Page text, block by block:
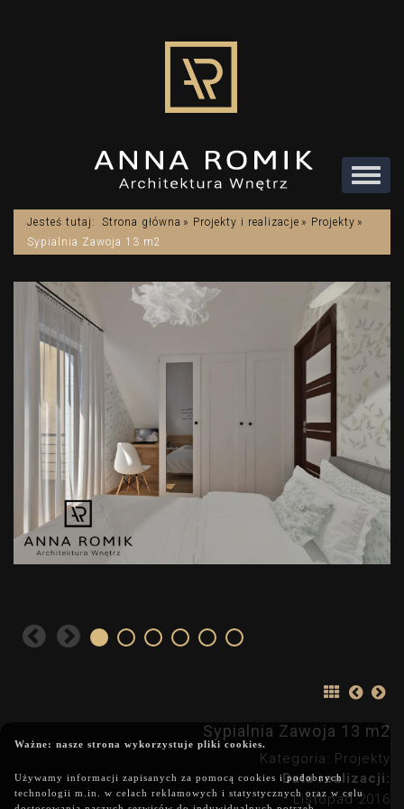
menu
Jesteś tutaj: Strona główna Projekty i realizacje
Projekty
Sypialnia Zawoja 13 m2
Sypialnia Zawoja 13 m2
Kategoria: Projekty
Data realizacji:
Listopad 2016
Ważne: nasze strona wykorzystuje pliki cookies.
Używamy informacji zapisanych za pomocą cookies i podobnych
technologii m.in. w celach reklamowych i statystycznych oraz w celu